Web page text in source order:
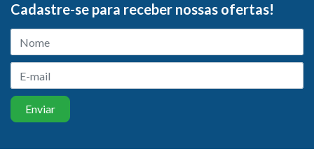
Cadastre-se para receber nossas ofertas!